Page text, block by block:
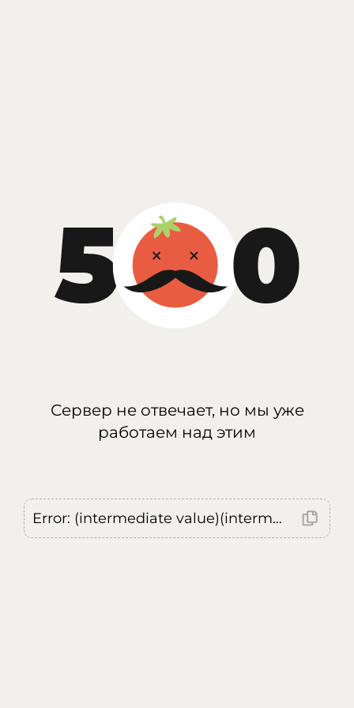
Сервер не отвечает, но мы уже
работаем над этим
Error: (intermediate value)(intermediate value)(intermediate value).replaceAll is not a function